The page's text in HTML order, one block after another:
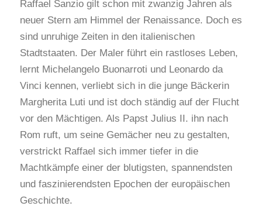
Raffael Sanzio gilt schon mit zwanzig Jahren als
neuer Stern am Himmel der Renaissance. Doch es
sind unruhige Zeiten in den italienischen
Stadtstaaten. Der Maler führt ein rastloses Leben,
lernt Michelangelo Buonarroti und Leonardo da
Vinci kennen, verliebt sich in die junge Bäckerin
Margherita Luti und ist doch ständig auf der Flucht
vor den Mächtigen. Als Papst Julius II. ihn nach
Rom ruft, um seine Gemächer neu zu gestalten,
verstrickt Raffael sich immer tiefer in die
Machtkämpfe einer der blutigsten, spannendsten
und faszinierendsten Epochen der europäischen
Geschichte.